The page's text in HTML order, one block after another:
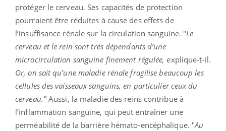
protéger le cerveau. Ses capacités de protection
pourraient être réduites à cause des effets de
l’insuffisance rénale sur la circulation sanguine. "Le
cerveau et le rein sont très dépendants d’une
microcirculation sanguine finement régulée, explique-t-il.
Or, on sait qu’une maladie rénale fragilise beaucoup les
cellules des vaisseaux sanguins, en particulier ceux du
cerveau."Aussi, la maladie des reins contribue à
l’inflammation sanguine, qui peut entraîner une
perméabilité de la barrière hémato-encéphalique. "Au